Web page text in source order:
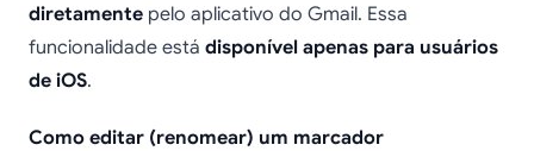
diretamente pelo aplicativo do Gmail. Essa
funcionalidade está disponível apenas para usuários
de iOS.
Como editar (renomear) um marcador